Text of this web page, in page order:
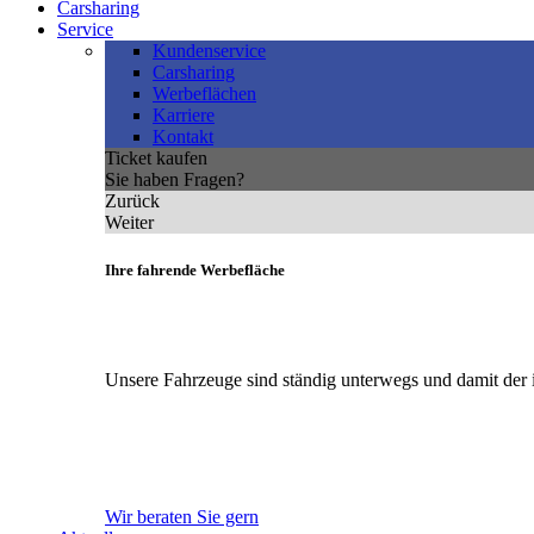
Carsharing
Service
Kundenservice
Carsharing
Werbeflächen
Karriere
Kontakt
Ticket kaufen
Sie haben Fragen?
Zurück
Weiter
Ihre fahrende Werbefläche
Unsere Fahrzeuge sind ständig unterwegs und damit
Wir beraten Sie gern